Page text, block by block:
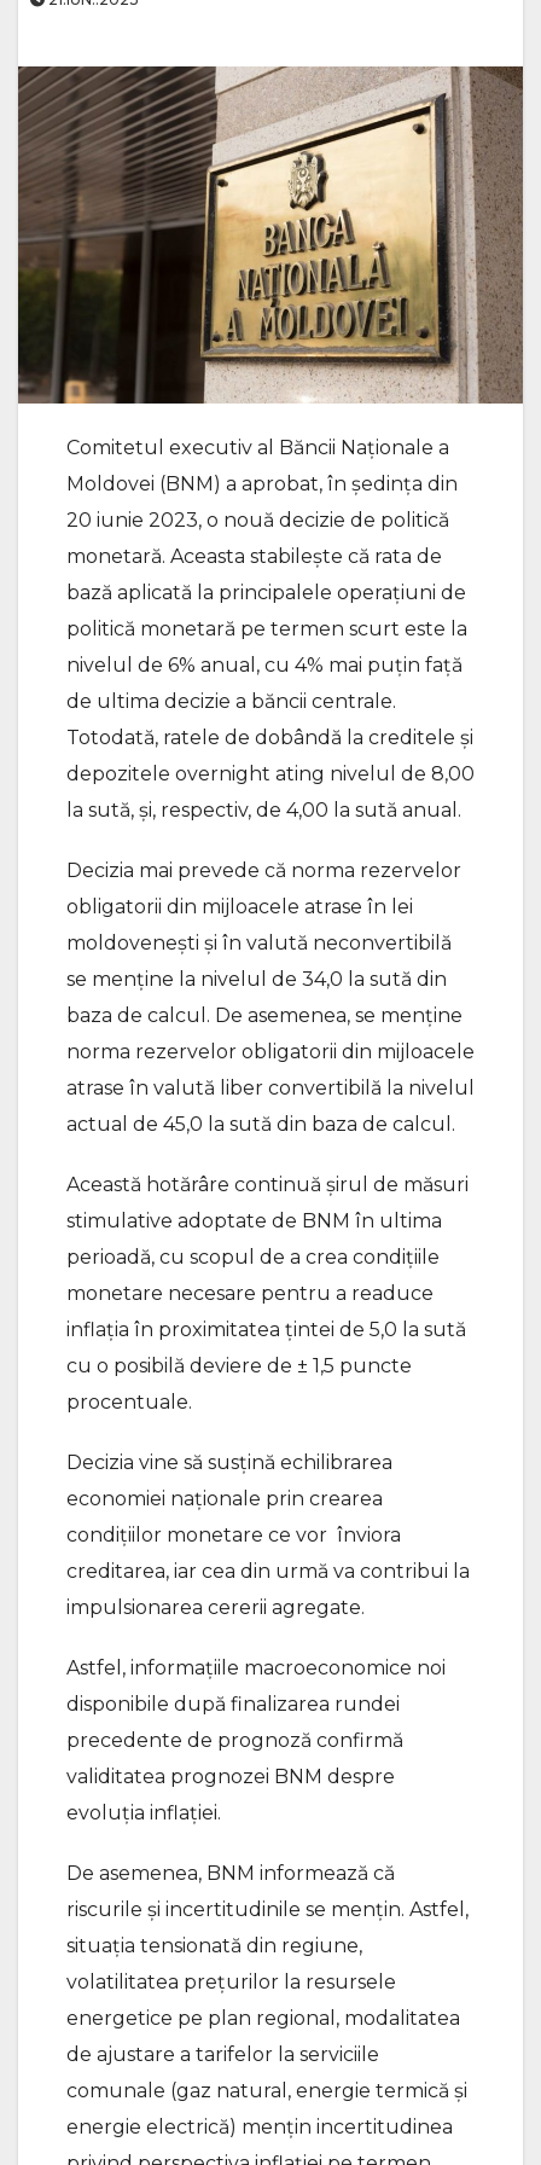
Comitetul executiv al Băncii Naționale a
Moldovei (BNM) a aprobat, în ședința din
20 iunie 2023, o nouă decizie de politică
monetară. Aceasta stabilește că rata de
bază aplicată la principalele operațiuni de
politică monetară pe termen scurt este la
nivelul de 6% anual, cu 4% mai puțin față
de ultima decizie a băncii centrale.
Totodată, ratele de dobândă la creditele și
depozitele overnight ating nivelul de 8,00
la sută, și, respectiv, de 4,00 la sută anual.
Decizia mai prevede că norma rezervelor
obligatorii din mijloacele atrase în lei
moldovenești și în valută neconvertibilă
se menține la nivelul de 34,0 la sută din
baza de calcul. De asemenea, se menține
norma rezervelor obligatorii din mijloacele
atrase în valută liber convertibilă la nivelul
actual de 45,0 la sută din baza de calcul.
Această hotărâre continuă șirul de măsuri
stimulative adoptate de BNM în ultima
perioadă, cu scopul de a crea condițiile
monetare necesare pentru a readuce
inflația în proximitatea țintei de 5,0 la sută
cu o posibilă deviere de ± 1,5 puncte
procentuale.
Decizia vine să susțină echilibrarea
economiei naționale prin crearea
condițiilor monetare ce vor înviora
creditarea, iar cea din urmă va contribui la
impulsionarea cererii agregate.
Astfel, informațiile macroeconomice noi
disponibile după finalizarea rundei
precedente de prognoză confirmă
validitatea prognozei BNM despre
evoluția inflației.
De asemenea, BNM informează că
riscurile și incertitudinile se mențin. Astfel,
situația tensionată din regiune,
volatilitatea prețurilor la resursele
energetice pe plan regional, modalitatea
de ajustare a tarifelor la serviciile
comunale (gaz natural, energie termică și
energie electrică) mențin incertitudinea